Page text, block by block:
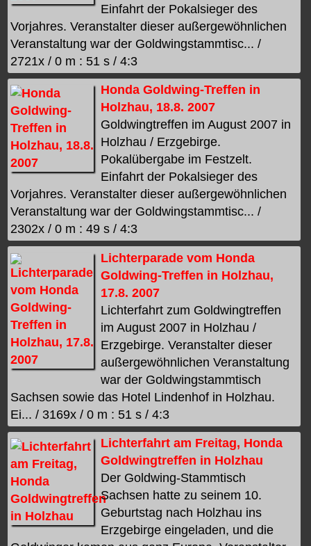
Einfahrt der Pokalsieger des
Vorjahres. Veranstalter dieser außergewöhnlichen
Veranstaltung war der Goldwingstammtisc... /
2721x / 0 m : 51 s / 4:3
Honda Goldwing-Treffen in
Holzhau, 18.8. 2007
Goldwingtreffen im August 2007 in
Holzhau / Erzgebirge.
Pokalübergabe im Festzelt.
Einfahrt der Pokalsieger des
Vorjahres. Veranstalter dieser außergewöhnlichen
Veranstaltung war der Goldwingstammtisc... /
2302x / 0 m : 49 s / 4:3
Lichterparade vom Honda
Goldwing-Treffen in Holzhau,
17.8. 2007
Lichterfahrt zum Goldwingtreffen
im August 2007 in Holzhau /
Erzgebirge. Veranstalter dieser
außergewöhnlichen Veranstaltung
war der Goldwingstammtisch
Sachsen sowie das Hotel Lindenhof in Holzhau.
Ei... / 3169x / 0 m : 51 s / 4:3
Lichterfahrt am Freitag, Honda
Goldwingtreffen in Holzhau
Der Goldwing-Stammtisch
Sachsen hatte zu seinem 10.
Geburtstag nach Holzhau ins
Erzgebirge eingeladen, und die